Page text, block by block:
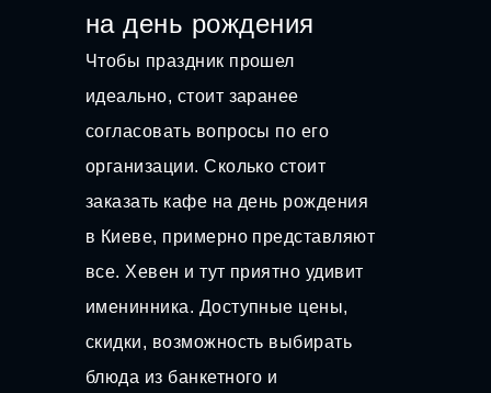
на день рождения
Чтобы праздник прошел
идеально, стоит заранее
согласовать вопросы по его
организации. Сколько стоит
заказать кафе на день рождения
в Киеве, примерно представляют
все. Хевен и тут приятно удивит
именинника. Доступные цены,
скидки, возможность выбирать
блюда из банкетного и